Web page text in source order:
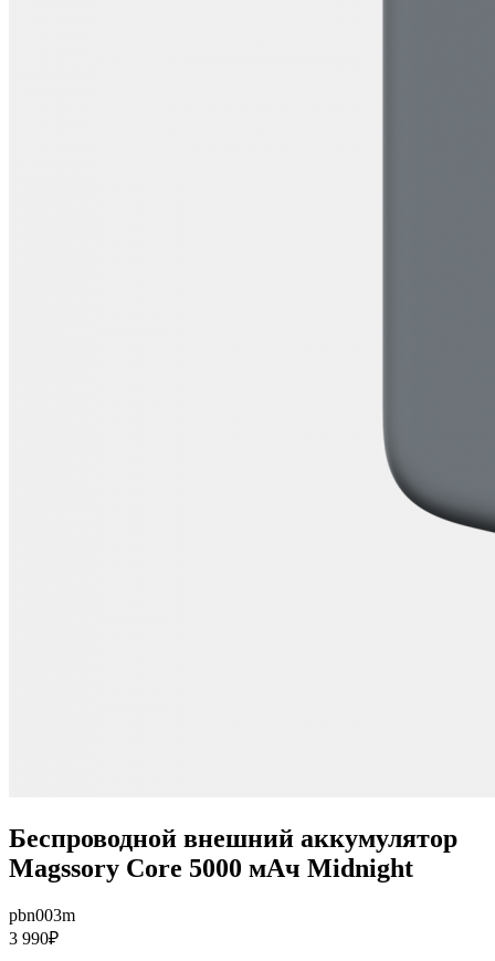
Беспроводной внешний аккумулятор
Magssory Core 5000 мАч Midnight
pbn003m
3 990₽